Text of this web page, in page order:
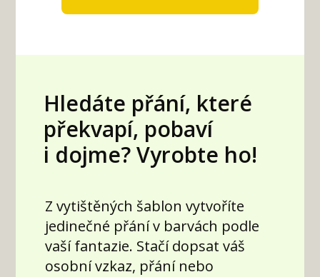
Hledáte přání, které
překvapí, pobaví
i dojme? Vyrobte ho!
Z vytištěných šablon vytvoříte
jedinečné přání v barvách podle
vaší fantazie. Stačí dopsat váš
osobní vzkaz, přání nebo